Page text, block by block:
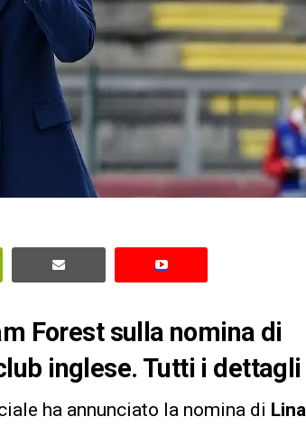
Forest sulla nomina di
inglese. Tutti i dettagli
ha annunciato la nomina di Lina